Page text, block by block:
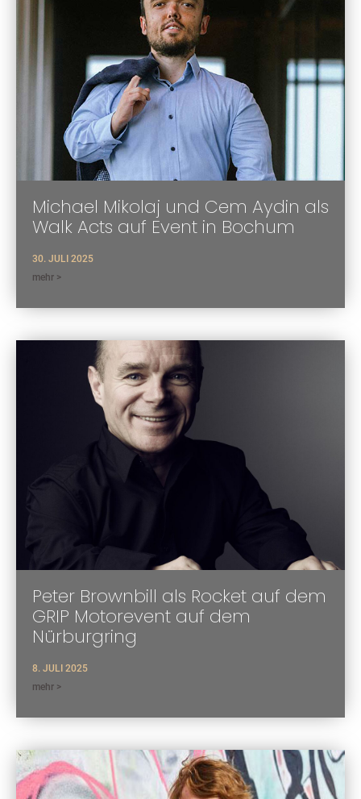
Michael Mikolaj und Cem Aydin als
Walk Acts auf Event in Bochum
30. JULI 2025
mehr >
Peter Brownbill als Rocket auf dem
GRIP Motorevent auf dem
Nürburgring
8. JULI 2025
mehr >